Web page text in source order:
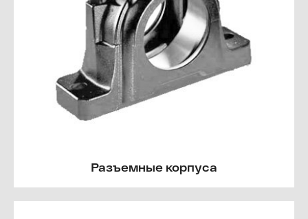
Разъемные корпуса